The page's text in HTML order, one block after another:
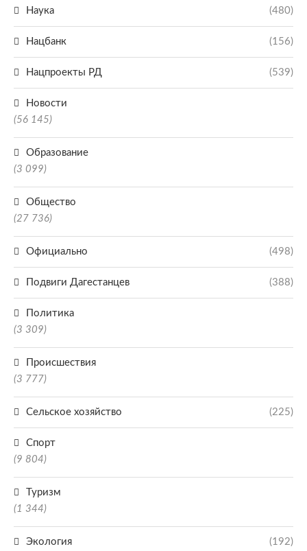
Наука (480)
Нацбанк (156)
Нацпроекты РД (539)
Новости
(56 145)
Образование
(3 099)
Общество
(27 736)
Официально (498)
Подвиги Дагестанцев (388)
Политика
(3 309)
Происшествия
(3 777)
Сельское хозяйство (225)
Спорт
(9 804)
Туризм
(1 344)
Экология (192)